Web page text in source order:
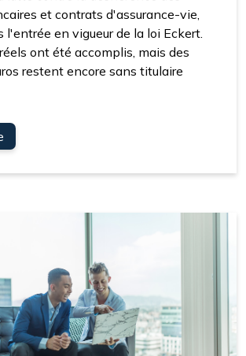
et contrats d'assurance-vie,
l'entrée en vigueur de la loi Eckert.
ont été accomplis, mais des
restent encore sans titulaire